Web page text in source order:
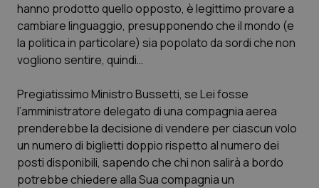
Calabria
Campania
Emilia-Romagna
Friuli Venezia Giulia
Lazio
Asma & BPCO
Car-T
Colesterolo & coronaropatie
Dermatite Atopica
Diabete & glucometri
hanno prodotto quello opposto, è legittimo provare a
cambiare linguaggio, presupponendo che il mondo (e
la politica in particolare) sia popolato da sordi che non
vogliono sentire, quindi…
Pregiatissimo Ministro Bussetti, se Lei fosse
l’amministratore delegato di una compagnia aerea
prenderebbe la decisione di vendere per ciascun volo
un numero di biglietti doppio rispetto al numero dei
posti disponibili, sapendo che chi non salirà a bordo
potrebbe chiedere alla Sua compagnia un